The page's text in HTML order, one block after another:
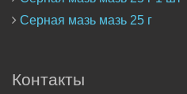
Серная мазь мазь 25 г
Контакты